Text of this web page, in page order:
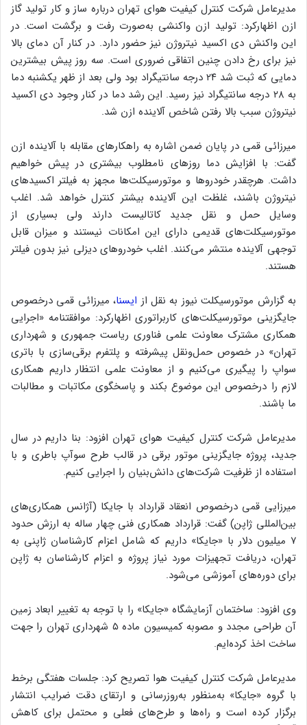
مدیرعامل شرکت کنترل کیفیت هوای تهران درباره ساز و کار تولید گاز
ازن اظهارکرد: تولید ازن واکنشی به‌صورت رفت و برگشت است. در
این واکنش دی اکسید نیتروژن نیز حضور دارد. در کنار آن دمای بالا
نیز برای رخ دادن چنین اتفاقی ضروری است. سه روز پیش بیشترین
دمایی که ثبت شد ۲۴ درجه سانتیگراد بود ولی بعد از ظهر یکشنبه دما
به ۲۸ درجه سانتیگراد نیز رسید. این رشد دما در کنار وجود دی اکسید
نیتروژن سبب بالا رفتن شاخص آلاینده ازن شد.
میرزائی قمی در پایان ضمن اشاره به راهکارهای مقابله با آلاینده ازن
گفت: با افزایش دما روزهای نامطلوب بیشتری در پیش خواهیم
داشت. هرچقدر خودروها و موتورسیکلت‌ها مجهز به فیلتر اکسیدهای
نیتروژن باشند، غلظت این آلاینده بیشتر کنترل خواهد شد. اغلب
وسایل حمل و نقل جدید کاتالیست دارند ولی بسیاری از
موتورسیکلت‌های قدیمی دارای این امکانات نیستند و میزان قابل
توجهی آلاینده منتشر می‌کنند. اغلب خودروهای دیزلی نیز بدون فیلتر
هستند.
به گزارش موتورسیکلت نیوز به نقل از ایسنا، میرزائی قمی درخصوص
جایگزینی موتورسیکلت‌های کاربراتوری اظهارکرد: موافقتنامه «اجرایی
همکاری مشترک معاونت علمی فناوری ریاست جمهوری و شهرداری
تهران» در خصوص حمل‌ونقل پیشرفته و پلتفرم برقی‌سازی با باتری
سواپ را پیگیری‌ می‌کنیم و از معاونت علمی انتظار داریم همکاری
لازم را درخصوص این موضوع بکند و پاسخگوی مکاتبات و مطالبات
ما باشند.
مدیرعامل شرکت کنترل کیفیت هوای تهران افزود: بنا داریم در سال
جدید، پروژه‌ جایگزینی موتور برقی در قالب طرح سوآپ باطری و با
استفاده از ظرفیت‌ شرکت‌های دانش‌بنیان را اجرایی کنیم.
میرزایی قمی درخصوص انعقاد قرارداد با جایکا (آژانس همکاری‌های
بین‌المللی ژاپن) گفت: قرارداد همکاری فنی چهار ساله به ارزش حدود
۷ میلیون دلار با «جایکا» داریم که شامل اعزام کارشناسان ژاپنی به
تهران، دریافت تجهیزات مورد نیاز پروژه و اعزام کارشناسان به ژاپن
برای دوره‌های آموزشی می‌شود.
وی افزود: ساختمان آزمایشگاه «جایکا» را با توجه به تغییر ابعاد زمین
آن طراحی مجدد و مصوبه کمیسیون ماده ۵ شهرداری تهران را جهت
ساخت اخذ کرده‌ایم.
مدیرعامل شرکت کنترل کیفیت هوا تصریح کرد: جلسات هفتگی برخط
با گروه «جایکا» به‌منظور به‌روزرسانی و ارتقای دقت ضرایب انتشار
برگزار کرده است و راه‌ها و طرح‌های فعلی و محتمل برای کاهش